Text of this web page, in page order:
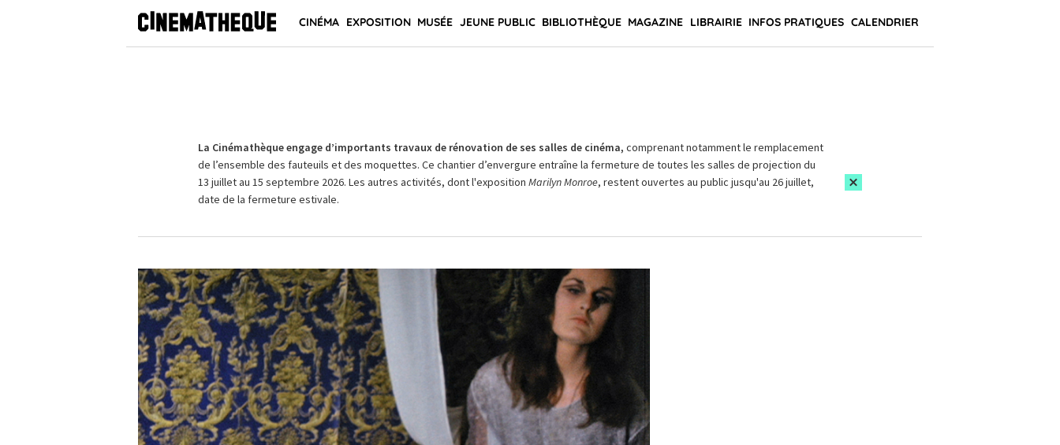
CINÉMA EXPOSITION MUSÉE JEUNE PUBLIC BIBLIOTHÈQUE MAGAZINE LIBRAIRIE INFOS PRATIQUES CALENDRIER
La Cinémathèque engage d’importants travaux de rénovation de ses salles de cinéma, comprenant notamment le remplacement
de l’ensemble des fauteuils et des moquettes. Ce chantier d’envergure entraîne la fermeture de toutes les salles de projection du
13 juillet au 15 septembre 2026. Les autres activités, dont l'exposition Marilyn Monroe, restent ouvertes au public jusqu'au 26 juillet,
date de la fermeture estivale.